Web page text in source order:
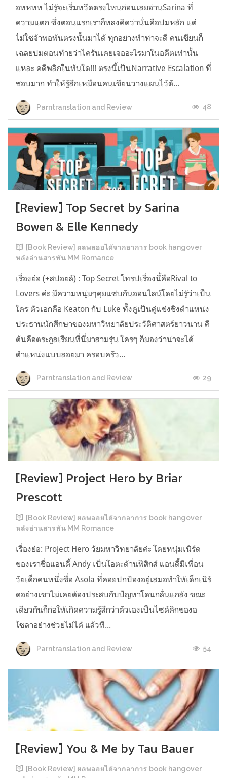
อหหหห ไม่รู้จะเริ่มหวีดตรงไหนก่อนเลยอ่านSarina ที่
ความแตก ซึ่งตอนแรกเราก็หลงคิดว่านั่นคือปมหลัก แต่
ไม่ใช่จ้าพอพ้นตรงนั้นมาได้ ทุกอย่างทำท่าจะดี คนเขียนก็
เฉลยปมตอนท้ายว่าไครันเคยเจออะไรมาในอดีตเท่านั้น
แหละ คดีพลิกในทันใด!!! ตรงนี้เป็นNarrative Escalation ที่
ชอบมาก ทำให้รู้สึกเหมือนคนเขียนวางแผนไว้ตั...
Parntranslation and Review 48
[Review] Top Secret by Sarina
Bowen & Elle Kennedy
[Book Review] ผลพลอยได้จากอาการ book hangover
หลังอ่านสารพัน MM Romance
เรื่องย่อ (+สปอยล์) : Top Secret โทรปเรื่องนี้คือRival to
Lovers ค่ะ มีความหนุ่มๆคุยแซ่บกันออนไลน์โดยไม่รู้ว่าเป็น
ใคร ตัวเอกคือ Keaton กับ Luke ทั้งคู่เป็นคู่แข่งชิงตำแหน่ง
ประธานนักศึกษาของมหาวิทยาลัยประวัติศาสตร์ยาวนาน คี
ตันคือตระกูลเรียนที่นี่มาสามรุ่น ใครๆ ก็มองว่าน่าจะได้
ตำแหน่งแบบลอยมา ครอบครัว...
Parntranslation and Review 29
[Review] Project Hero by Briar
Prescott
[Book Review] ผลพลอยได้จากอาการ book hangover
หลังอ่านสารพัน MM Romance
เรื่องย่อ: Project Hero วัยมหาวิทยาลัยค่ะ โดยหนุ่มเนิร์ด
ของเราชื่อแอนดี้ Andy เป็นโอตะด้านฟิสิกส์ แอนดี้มีเพื่อน
วัยเด็กคนหนึ่งชื่อ Asola ที่คอยปกป้องอยู่เสมอทำให้เด็กเนิร์
ดอย่างเขาไม่เคยต้องประสบกับปัญหาโดนกลั่นแกล้ง ขณะ
เดียวกันก็ก่อให้เกิดความรู้สึกว่าตัวเองเป็นไซด์คิกของอ
โซลาอย่างช่วยไม่ได้ แล้วที...
Parntranslation and Review 54
[Review] You & Me by Tau Bauer
[Book Review] ผลพลอยได้จากอาการ book hangover